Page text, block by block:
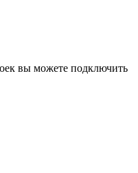
вы можете подключить